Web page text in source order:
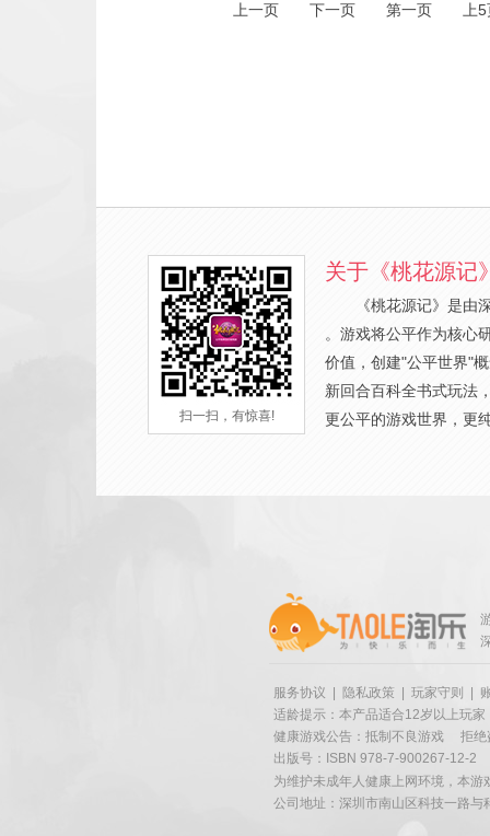
上一页 下一页 第一页 上
扫一扫，有惊喜!
关于《桃花源记
《桃花源记》是由
。游戏将公平作为核心
价值，创建"公平世界"
新回合百科全书式玩法
更公平的游戏世界，更
服务协议 隐私政策 玩家守则
适龄提示：本产品适合12岁以上玩家
健康游戏公告：抵制不良游戏
拒绝
出版号：ISBN 978-7-900267-12-2
为维护未成年人健康上网环境，本
公司地址：深圳市南山区科技一路